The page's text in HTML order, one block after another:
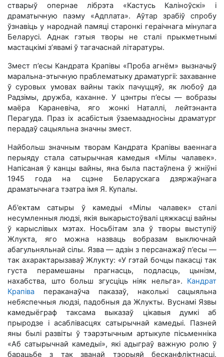
стварыў опернае лібрэта «Кастусь Каліноўскі» і
драматычную паэму «Адплата». Аўтар зрабіў спробу
ўзнавіць у народнай памяці старонкі гераічнага мінулага
Беларусі. Аднак гэтыя творы не сталі прыкметнымі
мастацкімі з’явамі ў тагачаснай літаратуры.
Змест п’есы Кандрата Крапівы «Проба агнём» вызначыў
маральна-этычную праблематыку драматургіі: захаванне
ў суровых умовах вайны такіх пачуццяў, як любоў да
Радзімы, дружба, каханне. У цэнтры п’есы — вобразы
маёра Караневіча, яго жонкі Наталлі, лейтэнанта
Перагуда. Праз іх асабістыя ўзаемаадносіны драматург
перадаў сацыяльна значны змест.
Найбольш значным творам Кандрата Крапівы ваеннага
перыяду стала сатырычная камедыя «Мілы чалавек».
Напісаная ў канцы вайны, яна была пастаўлена ў жніўні
1945 года на сцэне Беларускага дзяржаўнага
драматычнага тэатра імя Я. Купалы.
Аб’ектам сатыры ў камедыі «Мілы чалавек» сталі
несумленныя людзі, якія выкарыстоўвалі цяжкасці вайны
ў карыслівых мэтах. Носьбітам зла ў творы выступіў
Жлукта, яго можна назваць вобразам выключнай
абагульняльнай сілы. Язва — адзін з персанажаў п’есы —
так ахарактарызаваў Жлукту: «У гэтай бочцы пакасці так
густа перамешаны прагнасць, подласць, цынізм,
нахабства, што больш згусціць ніяк нельга». Кандрат
Крапіва пераканаўча паказаў, наколькі сацыяльна
небяспечныя людзі, падобныя да Жлукты. Вуснамі Язвы
камедыёграф таксама выказаў цікавыя думкі аб
прыродзе і асаблівасцях сатырычнай камедыі. Пазней
яны былі развіты ў тэарэтычным артыкуле пісьменніка
«Аб сатырычнай камедыі», які адыграў важную ролю ў
барацьбе з так званай тэорыяй бесканфліктнасці.